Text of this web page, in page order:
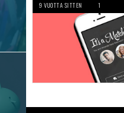
9 VUOTTA SITTEN 1